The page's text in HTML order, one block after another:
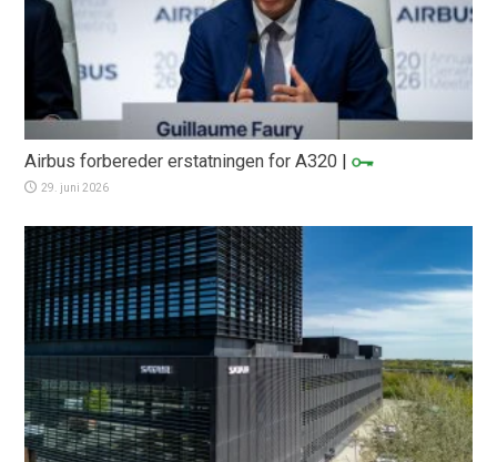
Airbus forbereder erstatningen for A320 |
29. juni 2026